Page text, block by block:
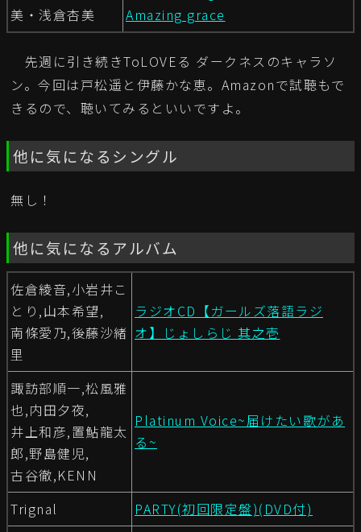
美・浅倉杏美
Amazing grace
先週に引き続きToLOVEる ダークネスのキャラソ
ン。今回は戸松遥と伊藤かな恵。Amazonで試聴もで
きるので、聴いてみるといいですよ。
他に気になるシングル
無し！
他に気になるアルバム
佐倉綾音,小岩井こ
とり,山本希望,
南條愛乃,後藤沙緒
里
ラジオCD【ガールズ落語ラジ
オ】じょしらじ 其之壱
諏訪部順一,松風雅
也,内田夕夜,
井上和彦,置鮎龍太
郎,野島健児,
古谷徹,KENN
Platinum Voice~届けたい歌があ
る~
Trignal PARTY(初回限定盤)(DVD付)